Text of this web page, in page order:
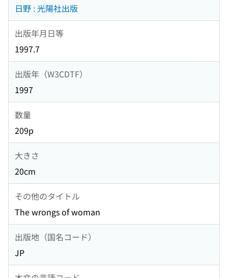
日野 : 光陽社出版
出版年月日等
1997.7
出版年（W3CDTF）
1997
数量
209p
大きさ
20cm
その他のタイトル
The wrongs of woman
出版地（国名コード）
JP